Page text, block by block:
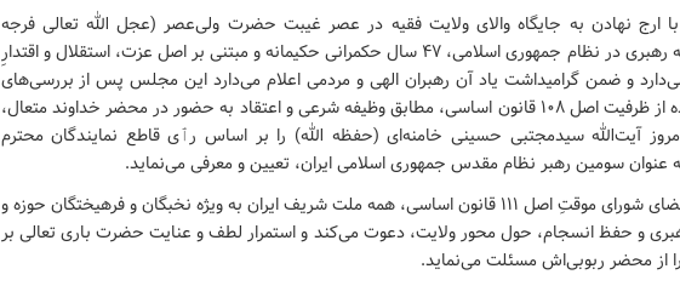
ارج نهادن به جایگاه والای ولایت فقیه در عصر غیبت حضرت ولی‌عصر (عجل الله تعالی فرجه
الشریف) و اهمیت مسئله رهبری در نظام جمهوری اسلامی، ۴۷ سال حکمرانی حکیمانه و مبتنی بر اصل عزت، استقلال و اقتدارِ
و ضمن گرامیداشت یاد آن رهبران الهی و مردمی اعلام می‌دارد این مجلس پس از بررسی‌های
دقیق و گسترده و استفاده از ظرفیت اصل ۱۰۸ قانون اساسی، مطابق وظیفه شرعی و اعتقاد به حضور در محضر خداوند متعال،
آیت‌الله سیدمجتبی حسینی خامنه‌ای (حفظه الله) را بر اساس رٱی قاطع نمایندگان محترم
سومین رهبر نظام مقدس جمهوری اسلامی ایران، تعیین و معرفی می‌نماید.
در پایان با قدردانی از اعضای شورای موقتِ اصل ۱۱۱ قانون اساسی، همه ملت شریف ایران به ویژه نخبگان و فرهیختگان حوزه و
و حفظ انسجام، حول محور ولایت، دعوت می‌کند و استمرار لطف و عنایت حضرت باری تعالی بر
از محضر ربوبی‌اش مسئلت می‌نماید.